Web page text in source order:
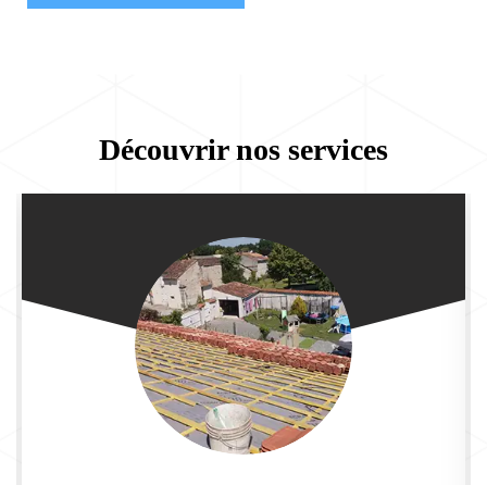
Découvrir nos services